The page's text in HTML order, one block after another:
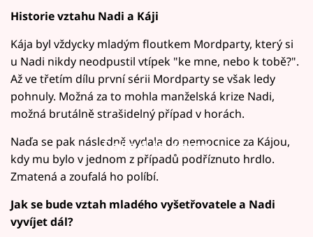
Historie vztahu Nadi a Káji
Kája byl vždycky mladým floutkem Mordparty, který si
u Nadi nikdy neodpustil vtípek "ke mne, nebo k tobě?".
Až ve třetím dílu první sérii Mordparty se však ledy
pohnuly. Možná za to mohla manželská krize Nadi,
možná brutálně strašidelný případ v horách.
Failed to fetch
Naďa se pak následně vydala do nemocnice za Kájou,
kdy mu bylo v jednom z případů podříznuto hrdlo.
Zmatená a zoufalá ho políbí.
Jak se bude vztah mladého vyšetřovatele a Nadi
vyvíjet dál?